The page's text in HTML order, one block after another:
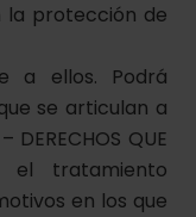
la protección de
a ellos. Podrá
se articulan a
QUE
el tratamiento
en los que